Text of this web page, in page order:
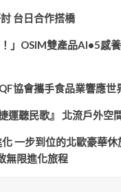
台日合作搭橋
！」OSIM雙產品AI•5感
協會攜手食品業響應世
運聽民歌』 北流戶外空
一步到位的北歐豪華
無限進化旅程